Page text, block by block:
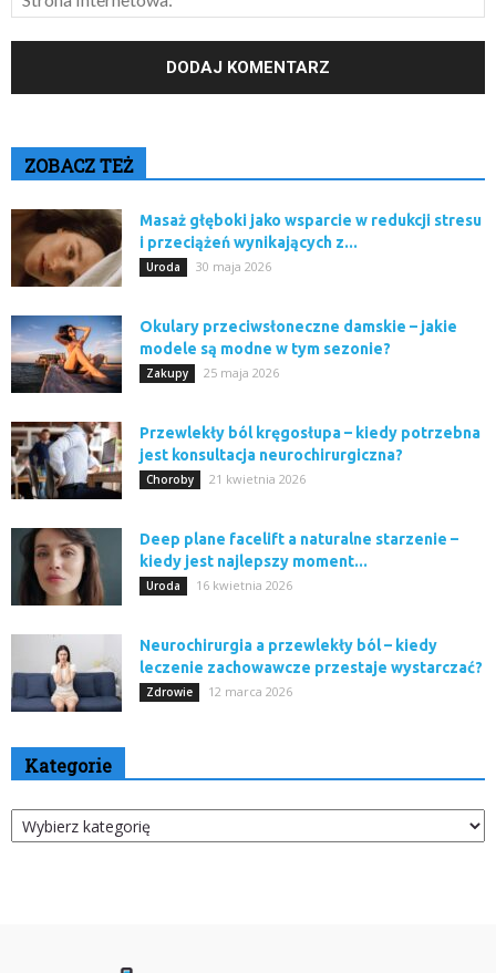
ZOBACZ TEŻ
Masaż głęboki jako wsparcie w redukcji stresu
i przeciążeń wynikających z...
Uroda 30 maja 2026
Okulary przeciwsłoneczne damskie – jakie
modele są modne w tym sezonie?
Zakupy 25 maja 2026
Przewlekły ból kręgosłupa – kiedy potrzebna
jest konsultacja neurochirurgiczna?
Choroby 21 kwietnia 2026
Deep plane facelift a naturalne starzenie –
kiedy jest najlepszy moment...
Uroda 16 kwietnia 2026
Neurochirurgia a przewlekły ból – kiedy
leczenie zachowawcze przestaje wystarczać?
Zdrowie 12 marca 2026
Kategorie
Kategorie